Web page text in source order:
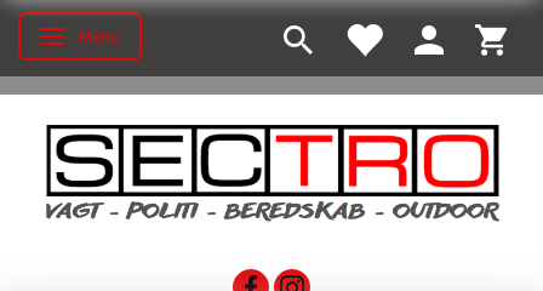
Toggle navigation
Menu